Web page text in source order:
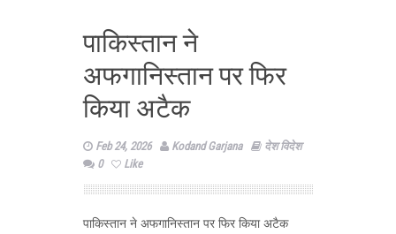
पाकिस्तान ने
अफगानिस्तान पर फिर
किया अटैक
Feb 24, 2026 Kodand Garjana
देश विदेश
0
Like
पाकिस्तान ने अफगानिस्तान पर फिर किया अटैक